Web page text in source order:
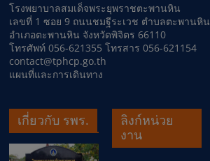
โรงพยาบาลสมเด็จพระยุพราชตะพานหิน
เลขที่ 1 ซอย 9 ถนนชมฐีระเวช ตำบลตะพานหิน
อำเภอตะพานหิน จังหวัดพิจิตร 66110
โทรศัพท์ 056-621355 โทรสาร 056-621154
contact@tphcp.go.th
แผนที่และการเดินทาง
เกี่ยวกับ รพร.
ลิงก์หน่วย
งาน